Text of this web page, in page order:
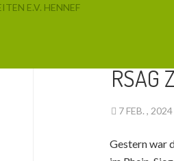
RSAG
7 FEB. , 2024
Gestern war